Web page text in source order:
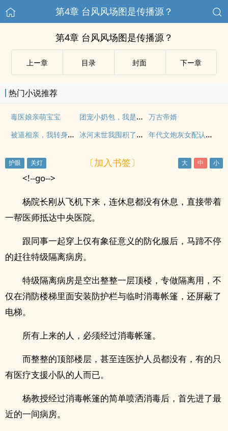
第4章 台风风场图是传播源？
第4章 台风风场图是传播源？
上ー章 目录 封面 下ー章
热门小说推荐
毒医娘亲萌宝宝 团宠小奶包，我是全皇朝最横的崽 万古帝婿
被逼相亲，我转身嫁给帝都首富 冰河末世我囤积了百亿物资 年代文炮灰女配认错男主后
〔加入书签〕
<!--go-->
杨院长刚从飞机下来，连休息都没有休息，直接带着
一帮医师抵达中央医院。
跟同事一起穿上仅有象征意义的防化服后，马蹄不停
的赶往特级隔离病房。
特级隔离病房是空出整整一层顶楼，专做隔离用，不
仅在消防楼梯里面安装防护栏与临时消毒帐篷，还屏蔽了
电梯。
所有上来的人，必须经过消毒帐篷。
而整整的顶部楼层，甚至连医护人员都没有，有的只
有医疗支援小队的人而已。
杨教授经过消毒帐篷的简单喷洒消毒后，首先进了最
近的一间病房。